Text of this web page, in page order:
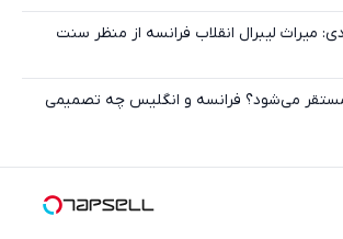
میراث لیبرال انقلاب فرانسه از منظر سنت
مستقر می‌شود؟ فرانسه و انگلیس چه تصمیمی